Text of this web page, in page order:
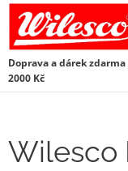
Doprava a dárek
2000 Kč
Wilesco